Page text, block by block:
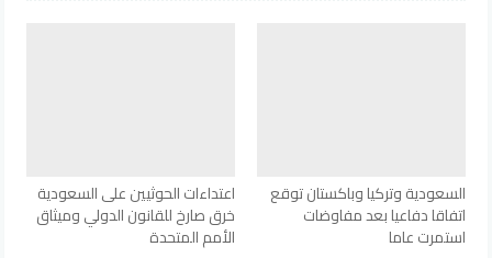
السعودية وتركيا وباكستان توقع
اتفاقا دفاعيا بعد مفاوضات
استمرت عاما
اعتداءات الحوثيين على السعودية
خرق صارخ للقانون الدولي وميثاق
الأمم المتحدة